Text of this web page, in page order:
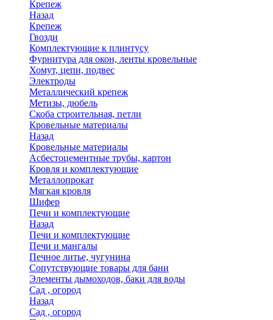
Крепеж
Назад
Крепеж
Гвозди
Комплектующие к плинтусу
Фурнитура для окон, ленты кровельные
Хомут, цепи, подвес
Электроды
Металлический крепеж
Метизы, дюбель
Скоба строительная, петли
Кровельные материалы
Назад
Кровельные материалы
Асбестоцементные трубы, картон
Кровля и комплектующие
Металлопрокат
Мягкая кровля
Шифер
Печи и комплектующие
Назад
Печи и комплектующие
Печи и мангалы
Печное литье, чугунина
Сопутствующие товары для бани
Элементы дымоходов, баки для воды
Сад , огород
Назад
Сад , огород